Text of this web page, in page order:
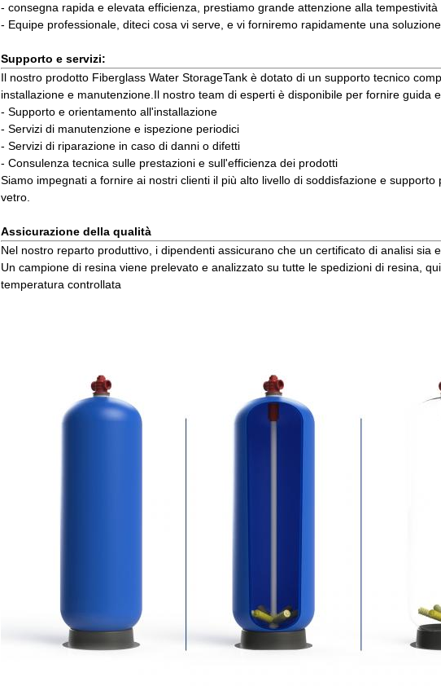
- consegna rapida e elevata efficienza, prestiamo grande attenzione alla
- Equipe professionale, diteci cosa vi serve, e vi forniremo rapidamente una soluzione
Supporto e servizi:
Il nostro prodotto Fiberglass Water StorageTank è dotato di un supporto tecnico
installazione e manutenzione.Il nostro team di esperti è disponibile per fornire guida
- Supporto e orientamento all'installazione
- Servizi di manutenzione e ispezione periodici
- Servizi di riparazione in caso di danni o difetti
- Consulenza tecnica sulle prestazioni e sull'efficienza dei prodotti
Siamo impegnati a fornire ai nostri clienti il più alto livello di soddisfazione e
vetro.
Assicurazione della qualità
Nel nostro reparto produttivo, i dipendenti assicurano che un certificato di analisi sia
Un campione di resina viene prelevato e analizzato su tutte le spedizioni di resina,
temperatura controllata